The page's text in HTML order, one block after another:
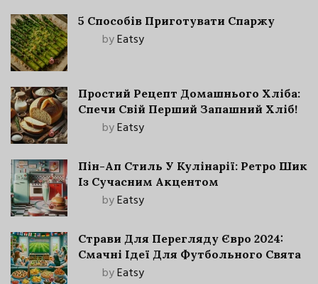
5 Способів Приготувати Спаржу
byEatsy
Простий Рецепт Домашнього Хліба:
Спечи Свій Перший Запашний Хліб!
byEatsy
Пін-Ап Стиль У Кулінарії: Ретро Шик
Із Сучасним Акцентом
byEatsy
Страви Для Перегляду Євро 2024:
Смачні Ідеї Для Футбольного Свята
byEatsy